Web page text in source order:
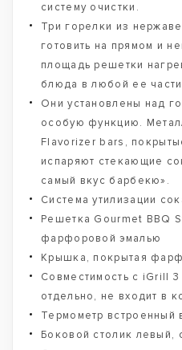
систему очистки.
Три горелки из
готовить на прямом и
площадь решетки
блюда в любой ее
Они установлены над
особую функцию.
Flavorizer bars,
испаряют стекающие
самый вкус барбекю».
Система утилизации
Решетка Gourmet BBQ
фарфоровой эмалью
Крышка, покрытая
Совместимость с iGrill
отдельно, не входит в
Термометр встроенный
Боковой столик левый,